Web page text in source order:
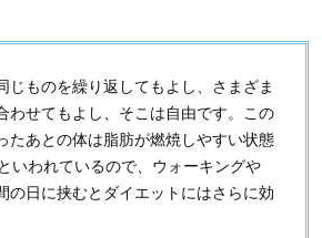
じものを繰り返してもよし、さまざま
わせてもよし、そこは自由です。この
たあとの体は脂肪が燃焼しやすい状態
いわれているので、ウォーキングや
の日に挟むとダイエットにはさらに効